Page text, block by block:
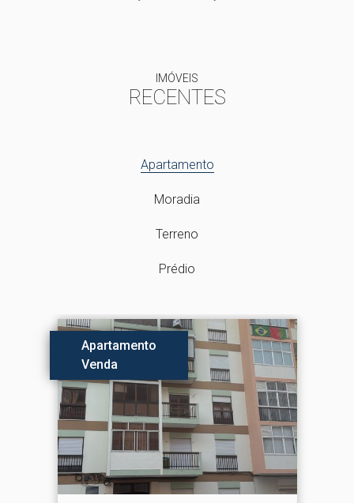
IMÓVEIS
RECENTES
Apartamento
Moradia
Terreno
Prédio
Apartamento
Venda